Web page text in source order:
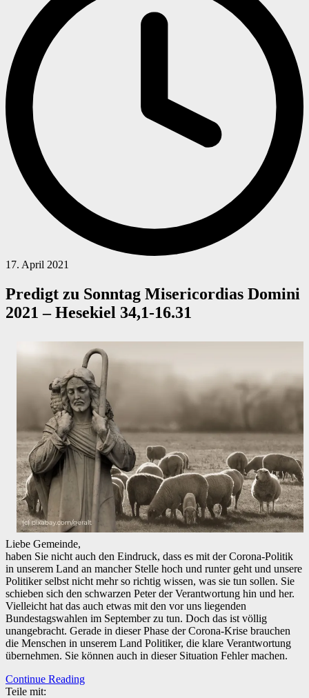
17. April 2021
Predigt zu Sonntag Misericordias Domini
2021 – Hesekiel 34,1-16.31
Liebe Gemeinde,
haben Sie nicht auch den Eindruck, dass es mit der Corona-Politik
in unserem Land an mancher Stelle hoch und runter geht und unsere
Politiker selbst nicht mehr so richtig wissen, was sie tun sollen. Sie
schieben sich den schwarzen Peter der Verantwortung hin und her.
Vielleicht hat das auch etwas mit den vor uns liegenden
Bundestagswahlen im September zu tun. Doch das ist völlig
unangebracht. Gerade in dieser Phase der Corona-Krise brauchen
die Menschen in unserem Land Politiker, die klare Verantwortung
übernehmen. Sie können auch in dieser Situation Fehler machen.
Continue Reading
Teile mit: